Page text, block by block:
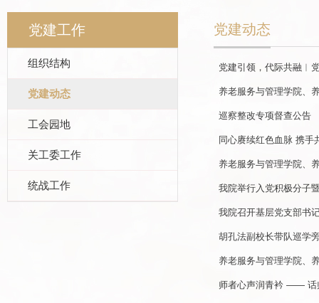
党建工作
组织结构
党建动态
工会园地
关工委工作
统战工作
党建动态
党建引领，代际共融︱
养老服务与管理学院、
巡察整改专项督查公告
同心赓续红色血脉 携
养老服务与管理学院、
我院举行入党积极分子
我院召开基层党支部书
胡孔法副校长带队巡学
养老服务与管理学院、
师者心声润青衿 —— 话